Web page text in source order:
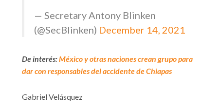
— Secretary Antony Blinken
(@SecBlinken) December 14, 2021
De interés:México y otras naciones crean grupo para
dar con responsables del accidente de Chiapas
Gabriel Velásquez